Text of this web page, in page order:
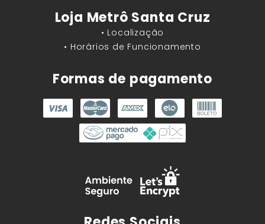
Loja Metrô Santa Cruz
• Localização
• Horários de Funcionamento
Formas de pagamento